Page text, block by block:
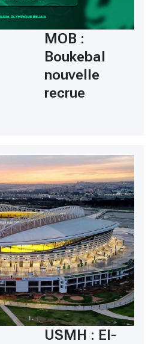
MOB :
Boukebal
nouvelle
recrue
USMH : El-